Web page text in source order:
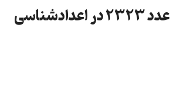
عدد 2323 در اعدادشناسی